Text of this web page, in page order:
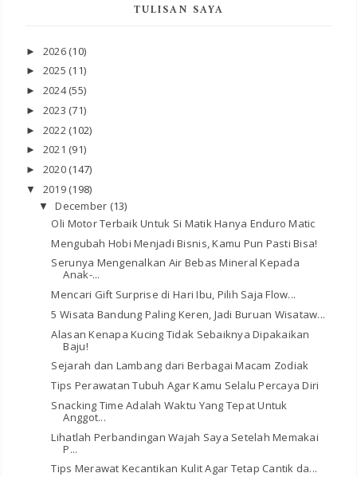
TULISAN SAYA
► 2026 (10)
► 2025 (11)
► 2024(55)
► 2023 (71)
► 2022 (102)
► 2021 (91)
► 2020 (147)
▼ 2019 (198)
▼December (13)
Oli Motor Terbaik Untuk Si Matik Hanya Enduro Matic
Mengubah Hobi Menjadi Bisnis, Kamu Pun Pasti Bisa!
Serunya Mengenalkan Air Bebas Mineral Kepada
Anak-...
Mencari Gift Surprise di Hari Ibu, Pilih Saja Flow...
5 Wisata Bandung Paling Keren, Jadi Buruan Wisataw...
Alasan Kenapa Kucing Tidak Sebaiknya Dipakaikan
Baju!
Sejarah dan Lambang dari Berbagai Macam Zodiak
Tips Perawatan Tubuh Agar Kamu Selalu Percaya Diri
Snacking Time Adalah Waktu Yang Tepat Untuk
Anggot...
Lihatlah Perbandingan Wajah Saya Setelah Memakai
P...
Tips Merawat Kecantikan Kulit Agar Tetap Cantik da...